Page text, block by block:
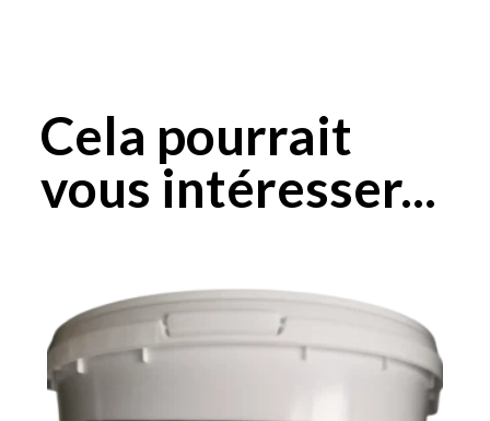
Cela pourrait
vous intéresser...